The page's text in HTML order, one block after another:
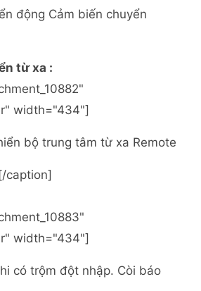
Cảm biến chuyển
từ xa :
width="434"]
Remote
caption]
width="434"]
Còi báo